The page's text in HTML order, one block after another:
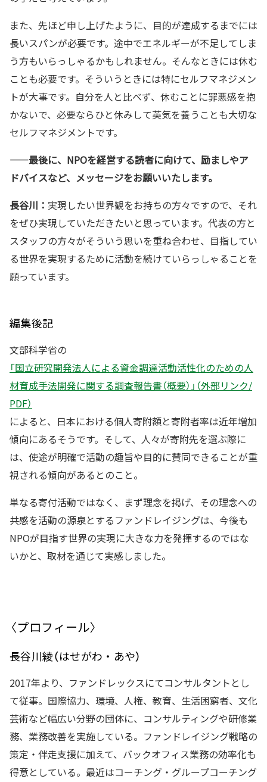
また、先ほど申し上げたように、目的が達成するまでには
長いスパンが必要です。途中でエネルギーが不足してしま
う方もいらっしゃるかもしれません。そんなときには休む
ことも必要です。そういうときには特にセルフマネジメン
トが大事です。自分を人と比べず、休むことに罪悪感を抱
かないで、必要ならひと休みして英気を養うことも大切な
セルフマネジメントです。
——最後に、NPOを経営する読者に向けて、励ましやア
ドバイスなど、メッセージをお願いいたします。
長谷川： 実現したい世界観をお持ちの方々ですので、それ
をぜひ実現していただきたいと思っています。代表の方と
スタッフの方々がそういう思いを重ね合わせ、目指してい
る世界を実現するために活動を続けていらっしゃることを
願っています。
編集後記
文部科学省の
「国立研究開発法人による資金調達活動活性化のための人
材育成手法開発に関する調査報告書（概要）」（外部リンク/
PDF）
によると、日本における個人寄附額と寄附者率は近年増加
傾向にあるそうです。そして、人々が寄附先を選ぶ際に
は、使途が明確で活動の趣旨や目的に賛同できることが重
視される傾向があるとのこと。
単なる寄付活動ではなく、まず理念を掲げ、その理念への
共感を活動の源泉とするファンドレイジングは、今後も
NPOが目指す世界の実現に大きな力を発揮するのではな
いかと、取材を通じて実感しました。
〈プロフィール〉
長谷川綾（はせがわ・あや）
2017年より、ファンドレックスにてコンサルタントとし
て従事。国際協力、環境、人権、教育、生活困窮者、文化
芸術など幅広い分野の団体に、コンサルティングや研修業
務、業務改善を実施している。ファンドレイジング戦略の
策定・伴走支援に加えて、バックオフィス業務の効率化も
得意としている。最近はコーチング・グループコーチング